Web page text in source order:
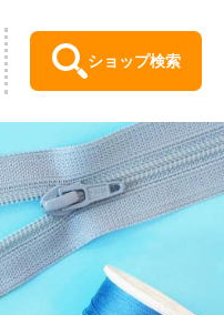
ショップ検索